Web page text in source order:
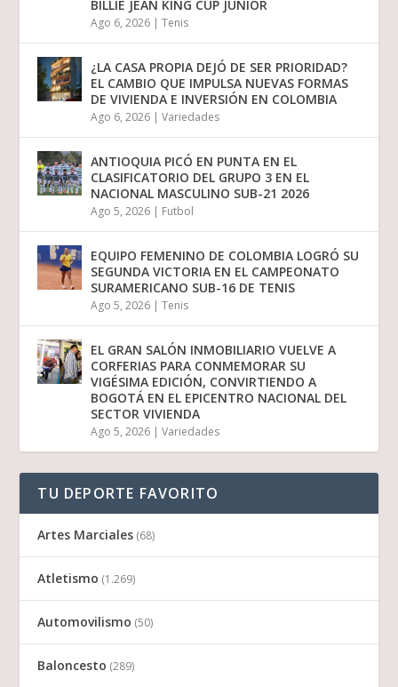
BILLIE JEAN KING CUP JUNIOR
Ago 6, 2026 |Tenis
¿LA CASA PROPIA DEJÓ DE SER PRIORIDAD?
EL CAMBIO QUE IMPULSA NUEVAS FORMAS
DE VIVIENDA E INVERSIÓN EN COLOMBIA
Ago 6, 2026 |Variedades
ANTIOQUIA PICÓ EN PUNTA EN EL
CLASIFICATORIO DEL GRUPO 3 EN EL
NACIONAL MASCULINO SUB-21 2026
Ago 5, 2026 | Futbol
EQUIPO FEMENINO DE COLOMBIA LOGRÓ SU
SEGUNDA VICTORIA EN EL CAMPEONATO
SURAMERICANO SUB-16 DE TENIS
Ago 5, 2026 |Tenis
EL GRAN SALÓN INMOBILIARIO VUELVE A
CORFERIAS PARA CONMEMORAR SU
VIGÉSIMA EDICIÓN, CONVIRTIENDO A
BOGOTÁ EN EL EPICENTRO NACIONAL DEL
SECTOR VIVIENDA
Ago 5, 2026 |Variedades
TU DEPORTE FAVORITO
Artes Marciales (68)
Atletismo (1.269)
Automovilismo (50)
Baloncesto (289)